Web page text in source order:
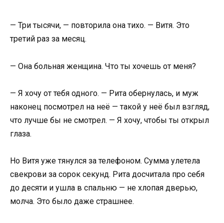
— Три тысячи, — повторила она тихо. — Витя. Это
третий раз за месяц.
— Она больная женщина. Что ты хочешь от меня?
— Я хочу от тебя одного. — Рита обернулась, и муж
наконец посмотрел на неё — такой у неё был взгляд,
что лучше бы не смотрел. — Я хочу, чтобы ты открыл
глаза.
Но Витя уже тянулся за телефоном. Сумма улетела
свекрови за сорок секунд. Рита досчитала про себя
до десяти и ушла в спальню — не хлопая дверью,
молча. Это было даже страшнее.